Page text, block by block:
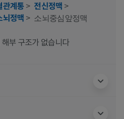
관계통> 전신정맥>
뇌정맥> 소뇌중심앞정맥
부 구조가 없습니다